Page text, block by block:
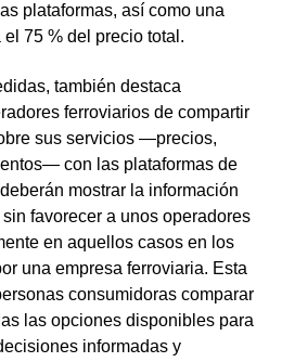
plataformas, así como una
75 % del precio total.
también destaca
ferroviarios de compartir
sus servicios —precios,
con las plataformas de
mostrar la información
favorecer a unos operadores
en aquellos casos en los
una empresa ferroviaria. Esta
consumidoras comparar
las opciones disponibles para
informadas y